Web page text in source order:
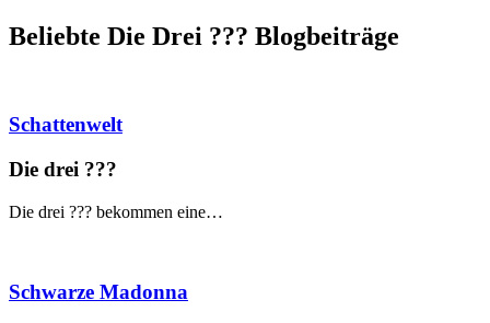
Beliebte Die Drei ??? Blogbeiträge
Schattenwelt
Die drei ???
Die drei ??? bekommen eine…
Schwarze Madonna